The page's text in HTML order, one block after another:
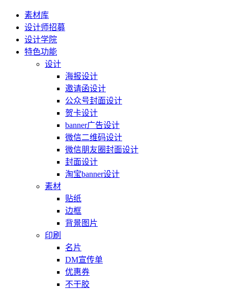
素材库
设计师招募
设计学院
特色功能
设计
海报设计
邀请函设计
公众号封面设计
贺卡设计
banner广告设计
微信二维码设计
微信朋友圈封面设计
封面设计
淘宝banner设计
素材
贴纸
边框
背景图片
印刷
名片
DM宣传单
优惠券
不干胶